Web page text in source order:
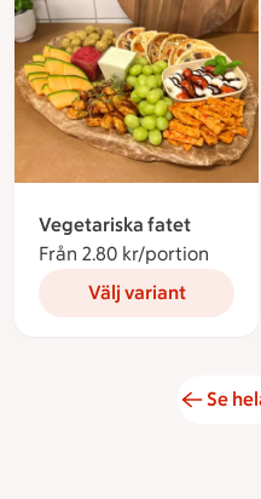
Vegetariska fatet
Från 2.80 kr/portion
Välj variant
Se